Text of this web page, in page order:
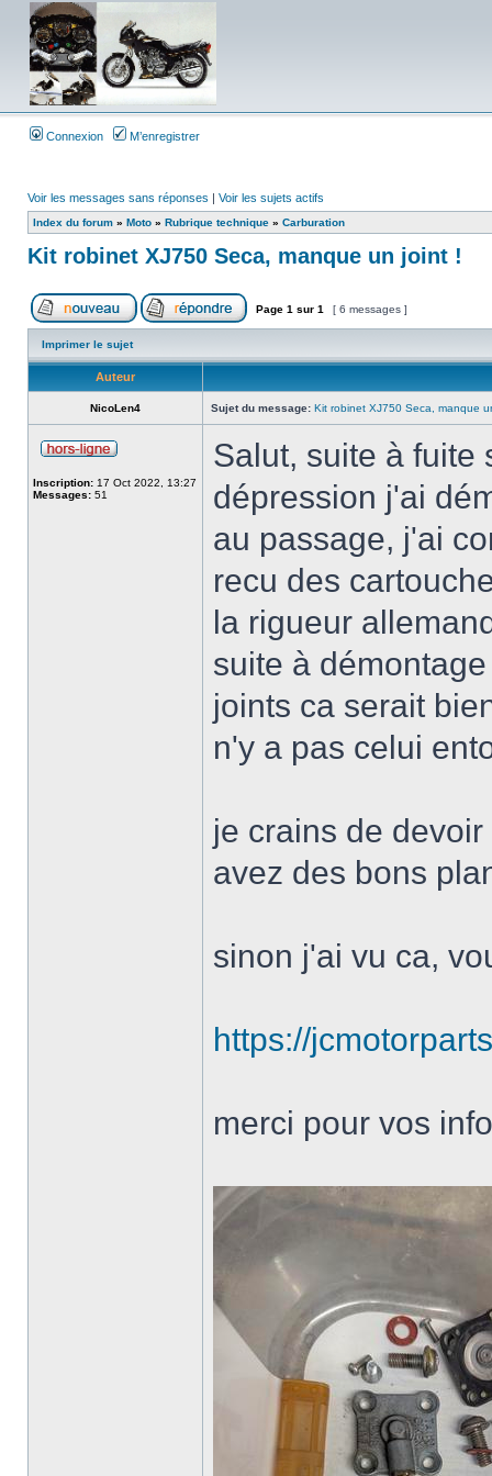
Connexion M’enregistrer
Voir les messages sans réponses | Voir les sujets actifs
Index du forum » Moto » Rubrique technique » Carburation
Kit robinet XJ750 Seca, manque un joint !
Page 1 sur 1 [ 6 messages ]
Imprimer le sujet
Auteur
NicoLen4 Sujet du message: Kit robinet XJ750 Seca, manque
Inscription: 17 Oct 2022, 13:27
Messages: 51
Salut, suite à fuite
dépression j'ai
au passage, j'ai
recu des
la rigueur
suite à
joints ca serait
n'y a pas celui
je crains de
avez des bons
sinon j'ai vu ca,
https://
merci pour vos